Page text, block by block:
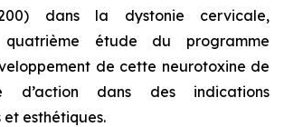
dans la dystonie cervicale,
étude du programme
de cette neurotoxine de
d’action dans des indications
esthétiques.